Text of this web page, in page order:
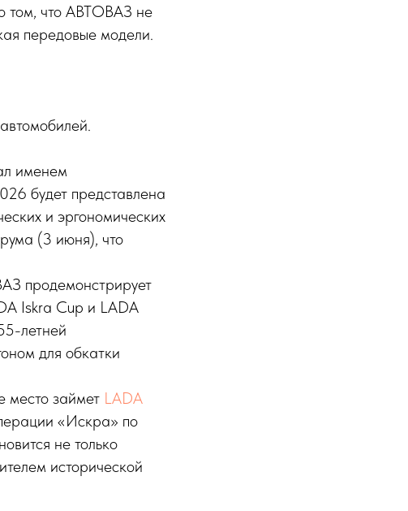
том, что АВТОВАЗ не
передовые модели.
именем
будет представлена
и эргономических
(3 июня), что
продемонстрирует
Iskra Cup и LADA
летней
для обкатки
место займет LADA
«Искра» по
не только
исторической